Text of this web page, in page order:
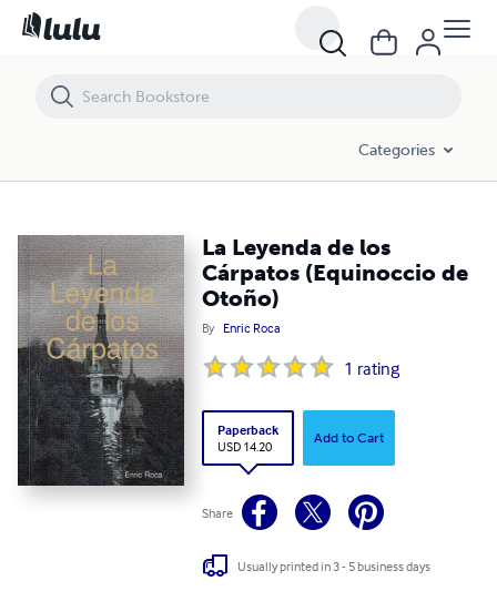
Categories
La Leyenda de los
Cárpatos (Equinoccio de
Otoño)
By Enric Roca
1 rating
Paperback
USD 14.20
Add to Cart
Share
Usually printed in 3 - 5 business days
La Leyenda de los Cárpatos (Equinoccio de Otoño)